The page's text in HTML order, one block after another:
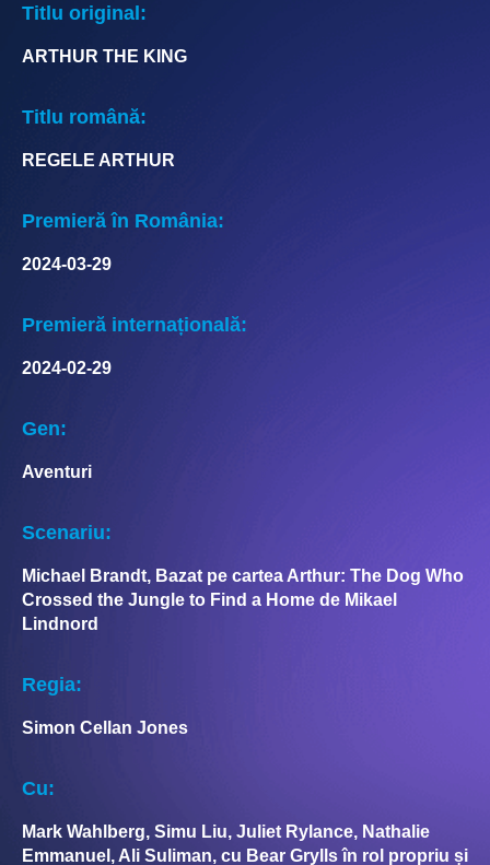
Titlu original:
ARTHUR THE KING
Titlu română:
REGELE ARTHUR
Premieră în România:
2024-03-29
Premieră internațională:
2024-02-29
Gen:
Aventuri
Scenariu:
Michael Brandt, Bazat pe cartea Arthur: The Dog Who
Crossed the Jungle to Find a Home de Mikael
Lindnord
Regia:
Simon Cellan Jones
Cu:
Mark Wahlberg, Simu Liu, Juliet Rylance, Nathalie
Emmanuel, Ali Suliman, cu Bear Grylls în rol propriu și